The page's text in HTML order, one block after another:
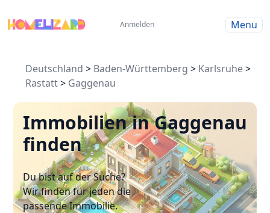
Anmelden Menu
Deutschland > Baden-Württemberg > Karlsruhe>
Rastatt> Gaggenau
Immobilien in Gaggenau
finden
Du bist auf der Suche?
Wir finden für jeden die
passende Immobilie.